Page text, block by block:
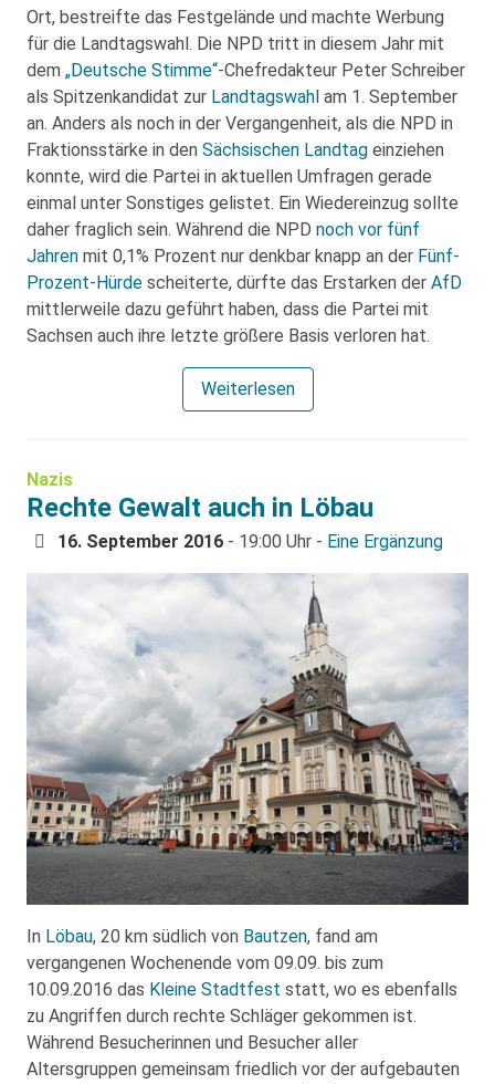
Ort, bestreifte das Festgelände und machte Werbung
für die Landtagswahl. Die NPD tritt in diesem Jahr mit
dem „Deutsche Stimme“-Chefredakteur Peter Schreiber
als Spitzenkandidat zur Landtagswahl am 1. September
an. Anders als noch in der Vergangenheit, als die NPD in
Fraktionsstärke in den Sächsischen Landtag einziehen
konnte, wird die Partei in aktuellen Umfragen gerade
einmal unter Sonstiges gelistet. Ein Wiedereinzug sollte
daher fraglich sein. Während die NPD noch vor fünf
Jahren mit 0,1% Prozent nur denkbar knapp an der Fünf-
Prozent-Hürde scheiterte, dürfte das Erstarken der AfD
mittlerweile dazu geführt haben, dass die Partei mit
Sachsen auch ihre letzte größere Basis verloren hat.
Weiterlesen
Nazis
Rechte Gewalt auch in Löbau
16. September 2016 - 19:00 Uhr - Eine Ergänzung
In Löbau, 20 km südlich von Bautzen, fand am
vergangenen Wochenende vom 09.09. bis zum
10.09.2016 das Kleine Stadtfest statt, wo es ebenfalls
zu Angriffen durch rechte Schläger gekommen ist.
Während Besucherinnen und Besucher aller
Altersgruppen gemeinsam friedlich vor der aufgebauten